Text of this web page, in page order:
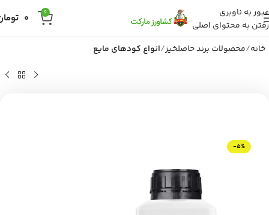
عبور به ناوبری
رفتن به محتوای اصلی
0
0
خانه محصولات برند حاصلخیز انواع کودهای مایع
-5%